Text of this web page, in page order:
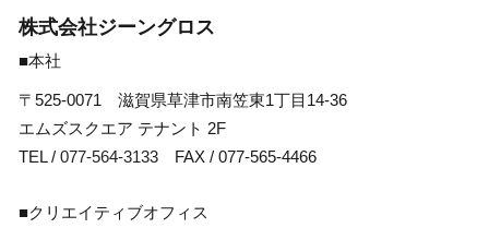
株式会社ジーングロス
■本社
〒525-0071 滋賀県草津市南笠東1丁目14-36
エムズスクエア テナント 2F
TEL / 077-564-3133 FAX / 077-565-4466
■クリエイティブオフィス